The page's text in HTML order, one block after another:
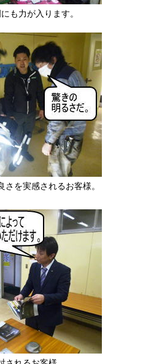
も力が入ります。
を実感されるお客様。